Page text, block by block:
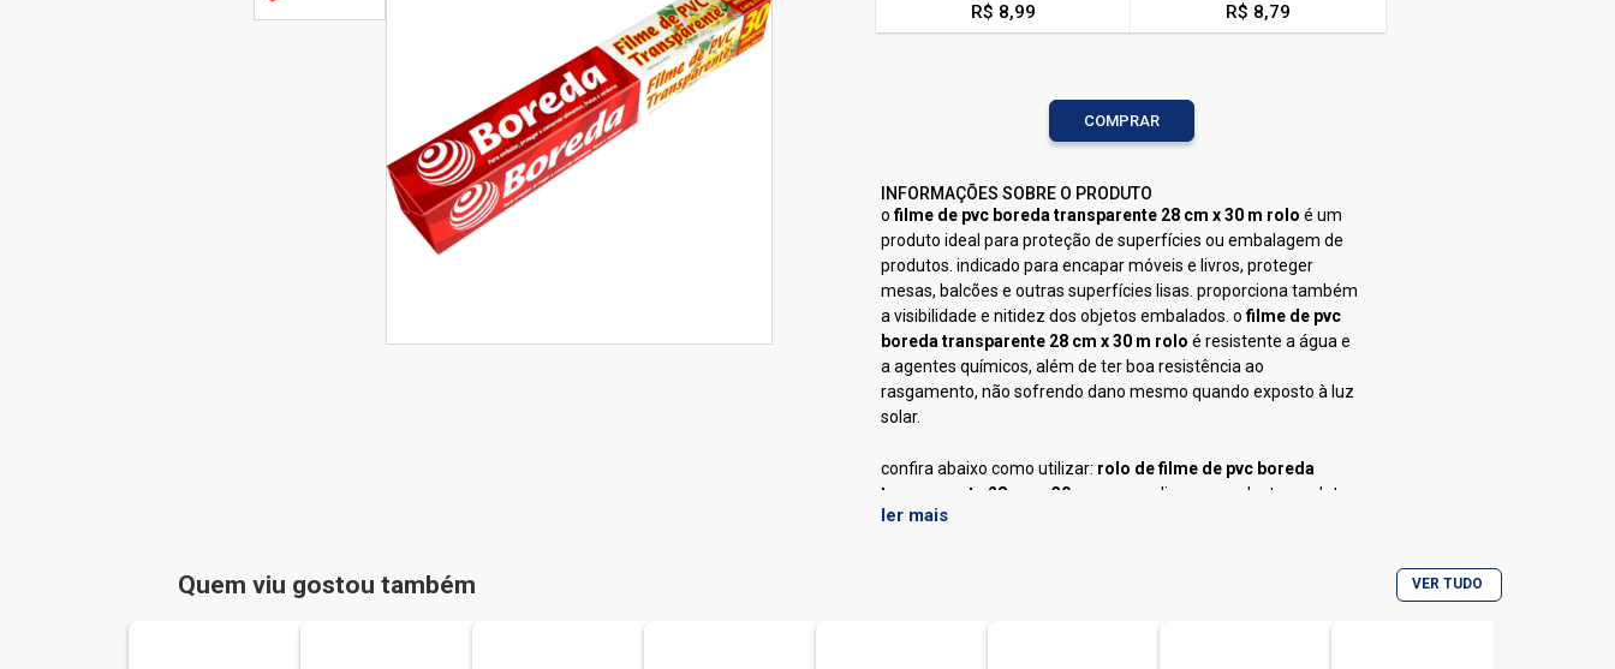
R$ 8,99 R$ 8,79
COMPRAR
INFORMAÇÕES SOBRE O PRODUTO
ofilme de pvc boreda transparente 28 cm x 30 m rolo é um
produto ideal para proteção de superfícies ou embalagem de
produtos. indicado para encapar móveis e livros, proteger
mesas, balcões e outras superfícies lisas. proporciona também
a visibilidade e nitidez dos objetos embalados. ofilme de pvc
boreda transparente 28 cm x 30 m rolo é resistente a água e
a agentes químicos, além de ter boa resistência ao
rasgamento, não sofrendo dano mesmo quando exposto à luz
solar.
confira abaixo como utilizar: rolo de filme de pvc boreda
transparente 28 cm x 30 m
. para realizar o uso deste produto,
abra o suporte de alimentação, ajuste a espessura desejada
ler mais
Quem viu gostou também VER TUDO